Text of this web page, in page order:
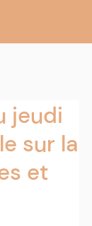
jeudi
sur la
et